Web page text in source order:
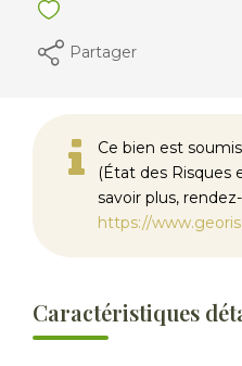
Partager
Ce bien est
(État des Risques
savoir plus,
https://
Caractéristiques